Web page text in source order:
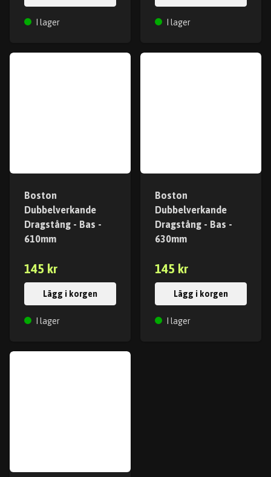
I lager I lager
Boston
Dubbelverkande
Dragstång - Bas -
610mm
145 kr
Lägg i korgen
I lager
Boston
Dubbelverkande
Dragstång - Bas -
630mm
145 kr
Lägg i korgen
I lager